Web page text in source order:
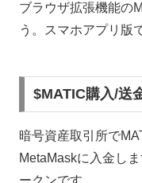
ブラウザ拡張機能の
う。スマホアプリ版
$MATIC購入/送
暗号資産取引所で
MetaMaskに入金し